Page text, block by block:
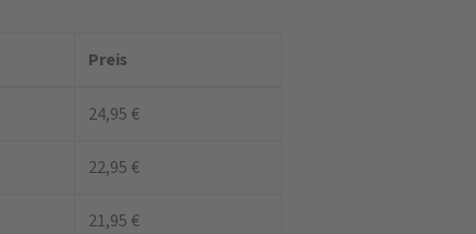
Preis
24,95 €
22,95 €
21,95 €